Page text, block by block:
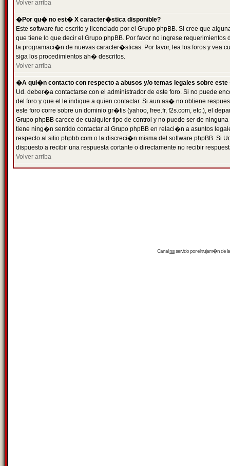
Volver arriba
�Por qu� no est� X caracter�stica disponible?
Este software fue escrito y licenciado por el Grupo phpBB. Si cree que
que tiene lo que decir el Grupo phpBB. Por favor no ingrese
la programaci�n de nuevas caracter�sticas. Por favor, lea los foros y vea
siga los procedimientos ah� descritos.
Volver arriba
�A qui�n contacto con respecto a abusos y/o temas legales sobre este
Ud. deber�a contactarse con el administrador de este foro. Si no puede
del foro y que el le indique a quien contactar. Si aun as� no obtiene
este foro corre sobre un dominio gr�tis (yahoo, free.fr, f2s.com, etc.), el
Grupo phpBB carece de cualquier tipo de control y no puede ser de
tiene ning�n sentido contactar al Grupo phpBB en relaci�n a asuntos
respecto al sitio phpbb.com o la discreci�n misma del software phpBB. Si
dispuesto a recibir una respuesta cortante o directamente no recibir
Volver arriba
Canalrssservido por eltrujam�nde